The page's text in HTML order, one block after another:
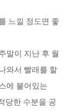
느낄 정도면 좋
말이 지난 후 월
와서 빨래를 할
에 붙어있는
당한 수분을 공